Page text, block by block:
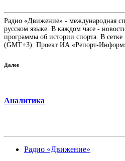
Радио «Движение» - международная
русском языке. В каждом часе -
программы об истории спорта. В
(GMT+3). Проект ИА «Репорт-
Далее
Аналитика
Радио «Движение»